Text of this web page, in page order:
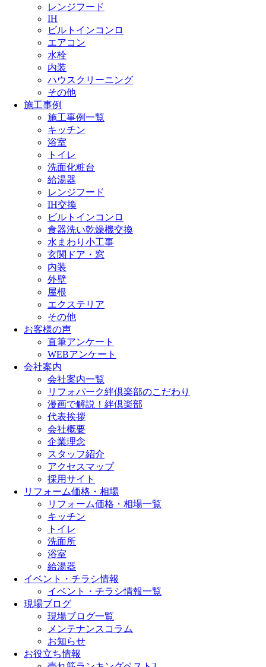
レンジフード
IH
ビルトインコンロ
エアコン
水栓
内装
ハウスクリーニング
その他
施工事例
施工事例一覧
キッチン
浴室
トイレ
洗面化粧台
給湯器
レンジフード
IH交換
ビルトインコンロ
食器洗い乾燥機交換
水まわり小工事
玄関ドア・窓
内装
外壁
屋根
エクステリア
その他
お客様の声
直筆アンケート
WEBアンケート
会社案内
会社案内一覧
リフォパーク絆倶楽部のこだわり
漫画で解説！絆倶楽部
代表挨拶
会社概要
企業理念
スタッフ紹介
アクセスマップ
採用サイト
リフォーム価格・相場
リフォーム価格・相場一覧
キッチン
トイレ
洗面所
浴室
給湯器
イベント・チラシ情報
イベント・チラシ情報一覧
現場ブログ
現場ブログ一覧
メンテナンスコラム
お知らせ
お役立ち情報